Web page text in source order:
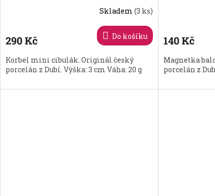
Skladem(3 ks)
290 Kč Do košíku
Korbel mini cibulák. Originál český
porcelán z Dubí. Výška: 3 cm Váha: 20 g
140 Kč
Magnetka
porcelán z